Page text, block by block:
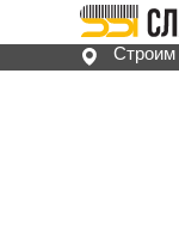
Строим